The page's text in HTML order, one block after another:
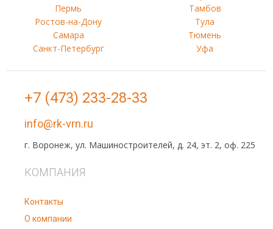
Пермь
Ростов-на-Дону
Самара
Санкт-Петербург
Тамбов
Тула
Тюмень
Уфа
+7 (473) 233-28-33
info@rk-vrn.ru
г. Воронеж, ул. Машиностроителей, д. 24, эт. 2, оф. 225
КОМПАНИЯ
Контакты
О компании